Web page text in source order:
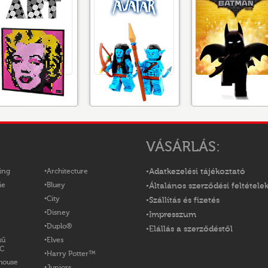
Architecture
Bluey
City
Disney
Duplo®
Elves
Harry Potter™
VÁSÁRLÁS:
Adatkezelési tájékoztató
Általános szerződési feltételek
Szállítás és fizetés
Impresszum
Elállás a szerződéstől